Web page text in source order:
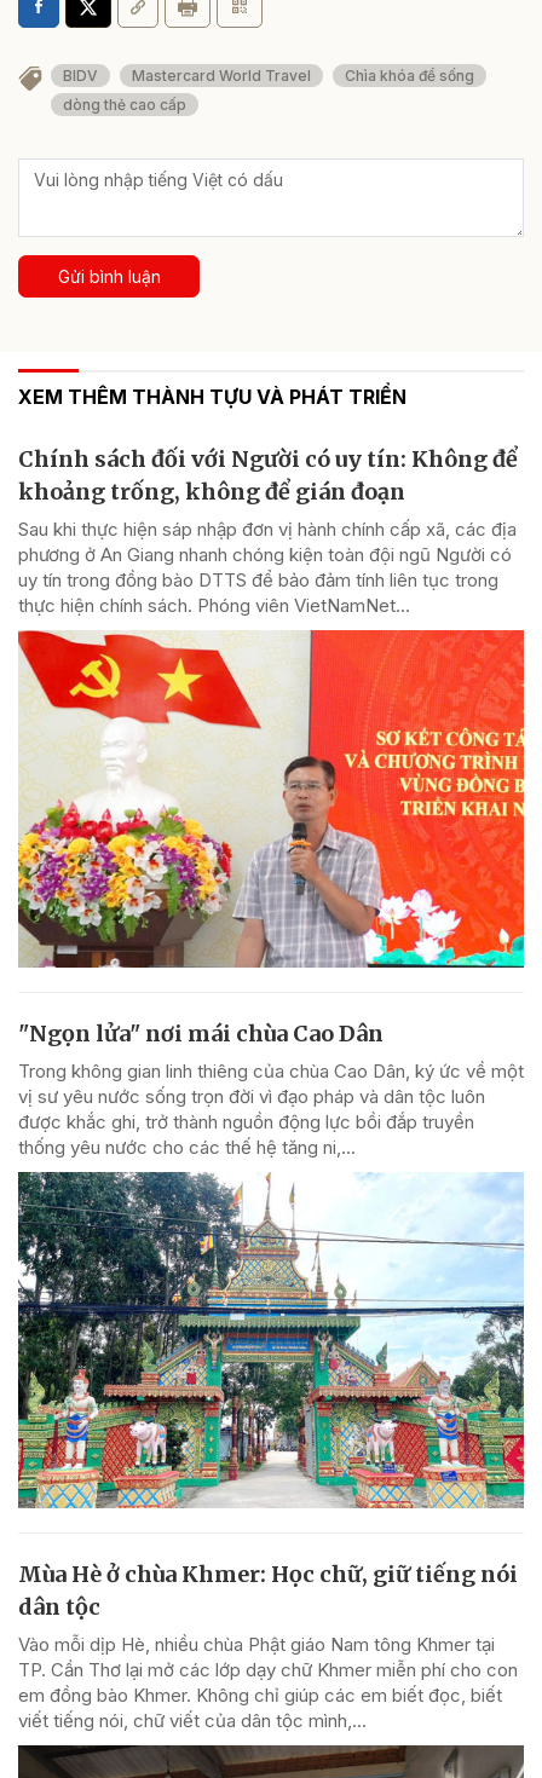
BIDV Mastercard World Travel
Chìa khóa để sống
dòng thẻ cao cấp
Gửi bình luận
XEM THÊM THÀNH TỰU VÀ PHÁT TRIỂN
Chính sách đối với Người có uy tín: Không để
khoảng trống, không để gián đoạn
Sau khi thực hiện sáp nhập đơn vị hành chính cấp xã, các địa
phương ở An Giang nhanh chóng kiện toàn đội ngũ Người có
uy tín trong đồng bào DTTS để bảo đảm tính liên tục trong
thực hiện chính sách. Phóng viên VietNamNet...
"Ngọn lửa" nơi mái chùa Cao Dân
Trong không gian linh thiêng của chùa Cao Dân, ký ức về một
vị sư yêu nước sống trọn đời vì đạo pháp và dân tộc luôn
được khắc ghi, trở thành nguồn động lực bồi đắp truyền
thống yêu nước cho các thế hệ tăng ni,...
Mùa Hè ở chùa Khmer: Học chữ, giữ tiếng nói
dân tộc
Vào mỗi dịp Hè, nhiều chùa Phật giáo Nam tông Khmer tại
TP. Cần Thơ lại mở các lớp dạy chữ Khmer miễn phí cho con
em đồng bào Khmer. Không chỉ giúp các em biết đọc, biết
viết tiếng nói, chữ viết của dân tộc mình,...